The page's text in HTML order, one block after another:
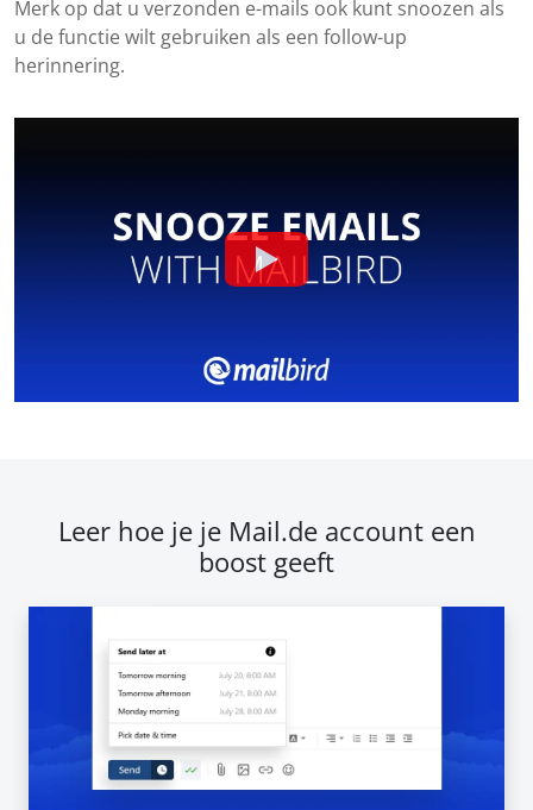
Merk op dat u verzonden e-mails ook kunt snoozen als
u de functie wilt gebruiken als een follow-up
herinnering.
Leer hoe je je Mail.de account een
boost geeft